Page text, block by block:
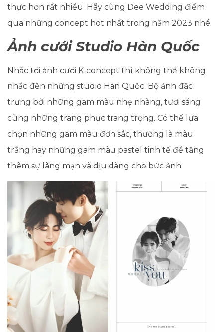
thực hơn rất nhiều. Hãy cùng Dee Wedding điểm
qua những concept hot nhất trong năm 2023 nhé.
Ảnh cưới Studio Hàn Quốc
Nhắc tới ảnh cưới K-concept thì không thể không
nhắc đến những studio Hàn Quốc. Bộ ảnh đặc
trưng bởi những gam màu nhẹ nhàng, tươi sáng
cùng những trang phục trang trọng. Có thể lựa
chọn những gam màu đơn sắc, thường là màu
trắng hay những gam màu pastel tinh tế để tăng
thêm sự lãng mạn và dịu dàng cho bức ảnh.